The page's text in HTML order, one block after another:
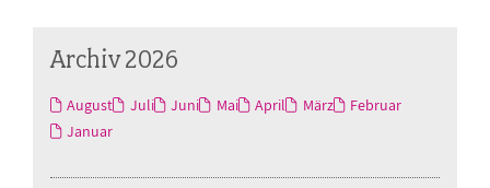
Archiv 2026
August Juli Juni Mai April März
Februar
Januar